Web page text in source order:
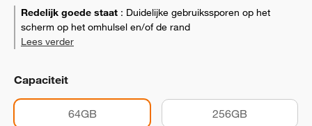
Redelijk goede staat : Duidelijke gebruikssporen op het
scherm op het omhulsel en/of de rand
Lees verder
Capaciteit
64GB 256GB